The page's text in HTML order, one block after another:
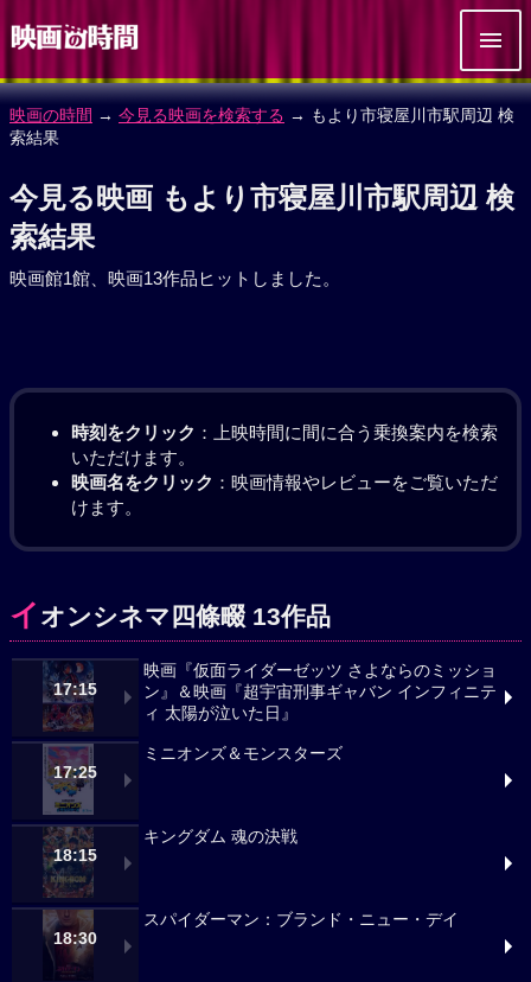
映画の時間 → 今見る映画を検索する → もより市寝屋川市駅周辺 検
索結果
今見る映画 もより市寝屋川市駅周辺 検
索結果
映画館1館、映画13作品ヒットしました。
時刻をクリック ：上映時間に間に合う乗換案内を検索
いただけます。
映画名をクリック ：映画情報やレビューをご覧いただ
けます。
イ オンシネマ四條畷 13作品
17:15
映画『仮面ライダーゼッツ さよならのミッショ
ン』＆映画『超宇宙刑事ギャバン インフィニテ
ィ 太陽が泣いた日』
17:25
ミニオンズ＆モンスターズ
18:15
キングダム 魂の決戦
18:30
スパイダーマン：ブランド・ニュー・デイ